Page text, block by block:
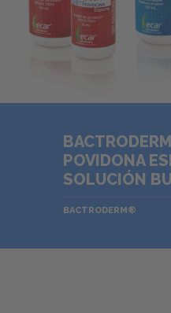
POVIDONA
SOLUCIÓN
BACTRODERM®